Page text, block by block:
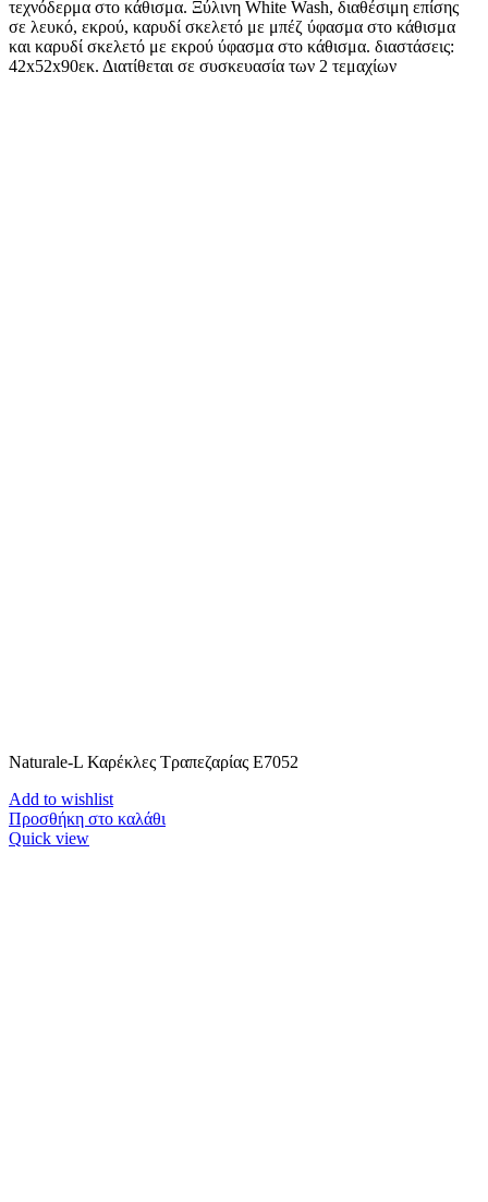
τεχνόδερμα στο κάθισμα. Ξύλινη White Wash, διαθέσιμη επίσης
σε λευκό, εκρού, καρυδί σκελετό με μπέζ ύφασμα στο κάθισμα
και καρυδί σκελετό με εκρού ύφασμα στο κάθισμα. διαστάσεις:
42x52x90εκ. Διατίθεται σε συσκευασία των 2 τεμαχίων
Naturale-L Καρέκλες Τραπεζαρίας E7052
Add to wishlist
Προσθήκη στο καλάθι
Quick view